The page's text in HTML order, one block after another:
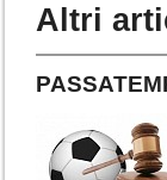
Altri